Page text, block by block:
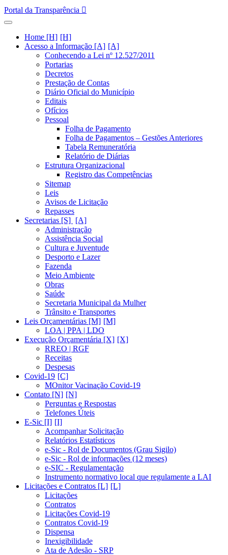
Portal da Transparência
Home [H]
Acesso a Informação [A]
Conhecendo a Lei nº 12.527/2011
Portarias
Decretos
Prestação de Contas
Diário Oficial do Município
Editais
Ofícios
Pessoal
Folha de Pagamento
Folha de Pagamentos – Gestões Anteriores
Tabela Remuneratória
Relatório de Diárias
Estrutura Organizacional
Registro das Competências
Sitemap
Leis
Avisos de Licitação
Repasses
Secretarias [S]
Administração
Assistência Social
Cultura e Juventude
Desporto e Lazer
Fazenda
Meio Ambiente
Obras
Saúde
Secretaria Municipal da Mulher
Trânsito e Transportes
Leis Orçamentárias [M]
LOA | PPA | LDO
Execução Orçamentária [X]
RREO | RGF
Receitas
Despesas
Covid-19
MOnitor Vacinação Covid-19
Contato [N]
Perguntas e Respostas
Telefones Úteis
E-Sic [I]
Acompanhar Solicitação
Relatórios Estatísticos
e-Sic - Rol de Documentos (Grau Sigilo)
e-Sic - Rol de informações (12 meses)
e-SIC - Regulamentação
Instrumento normativo local que regulamente a LAI
Licitações e Contratos [L]
Licitações
Contratos
Licitações Covid-19
Contratos Covid-19
Dispensa
Inexigibilidade
Ata de Adesão - SRP